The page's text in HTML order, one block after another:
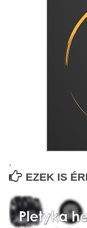
.
EZEK IS